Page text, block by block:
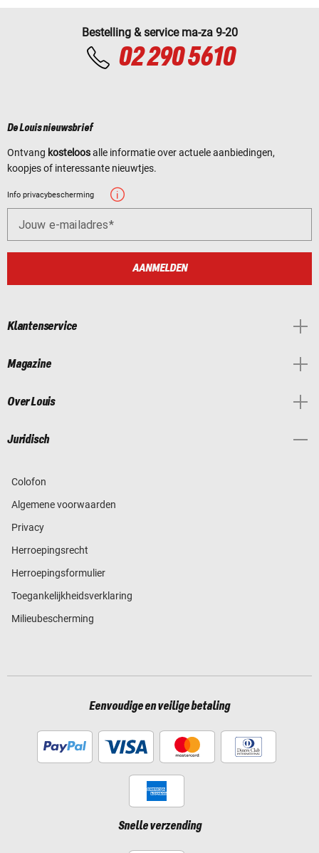
Bestelling & service ma-za 9-20
02 290 5610
De Louis nieuwsbrief
Ontvang kosteloosalle informatie over actuele aanbiedingen,
koopjes of interessante nieuwtjes.
Info privacybescherming
Jouw e-mailadres
AANMELDEN
Klantenservice
Magazine
Over Louis
Juridisch
Colofon
Algemene voorwaarden
Privacy
Herroepingsrecht
Herroepingsformulier
Toegankelijkheidsverklaring
Milieubescherming
Eenvoudige en veilige betaling
Snelle verzending